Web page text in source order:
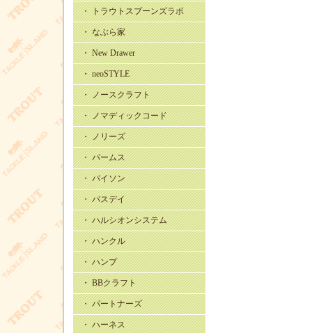
・ トラウトスプーンズラボ
・ なぶら家
・ New Drawer
・ neoSTYLE
・ ノースクラフト
・ ノマディックコード
・ ノリーズ
・ パームス
・ バイソン
・ バスデイ
・ ハルシオンシステム
・ ハンクル
・ ハンプ
・ BBクラフト
・ パートナーズ
・ ハーネス